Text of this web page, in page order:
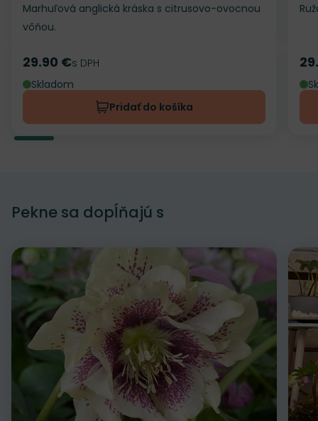
Marhuľová anglická kráska s citrusovo-ovocnou
vôňou.
Cena
29.90 €s DPH
Skladom
Pridať do košíka
Pekne sa dopĺňajú s